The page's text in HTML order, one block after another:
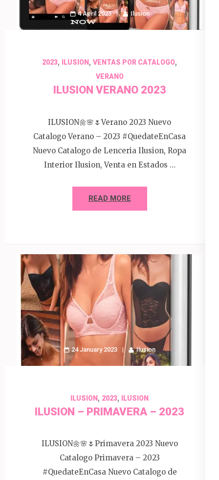
4 April 2023 Ilusion
2023, ILUSION , VENTAS POR CATALOGO,
VERANO
ILUSION VERANO 2023
ILUSION🌼🌸🌷Verano 2023 Nuevo
Catalogo Verano – 2023 #QuedateEnCasa
Nuevo Catalogo de Lenceria Ilusion, Ropa
Interior Ilusion, Venta en Estados …
READ MORE
24 January 2023 Ilusion
ILUSION, 2023, ILUSION
ILUSION – PRIMAVERA – 2023
ILUSION🌼🌸🌷Primavera 2023 Nuevo
Catalogo Primavera – 2023
#QuedateEnCasa Nuevo Catalogo de